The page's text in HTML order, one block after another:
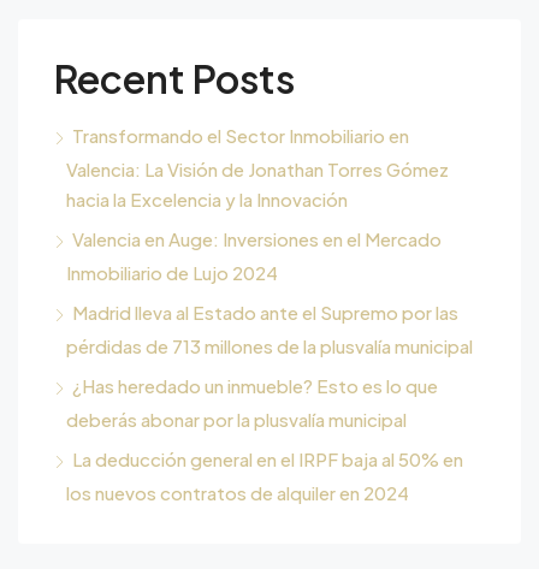
Recent Posts
Transformando el Sector Inmobiliario en
Valencia: La Visión de Jonathan Torres Gómez
hacia la Excelencia y la Innovación
Valencia en Auge: Inversiones en el Mercado
Inmobiliario de Lujo 2024
Madrid lleva al Estado ante el Supremo por las
pérdidas de 713 millones de la plusvalía municipal
¿Has heredado un inmueble? Esto es lo que
deberás abonar por la plusvalía municipal
La deducción general en el IRPF baja al 50% en
los nuevos contratos de alquiler en 2024